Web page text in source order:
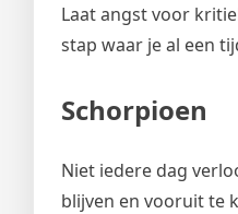
Laat angst voor
stap waar je al een
Schorpioen
Niet iedere dag
blijven en vooruit te